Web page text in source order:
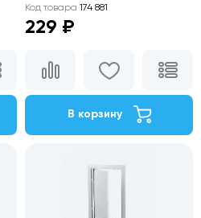
Код товара 174 881
229 ₽
В корзину